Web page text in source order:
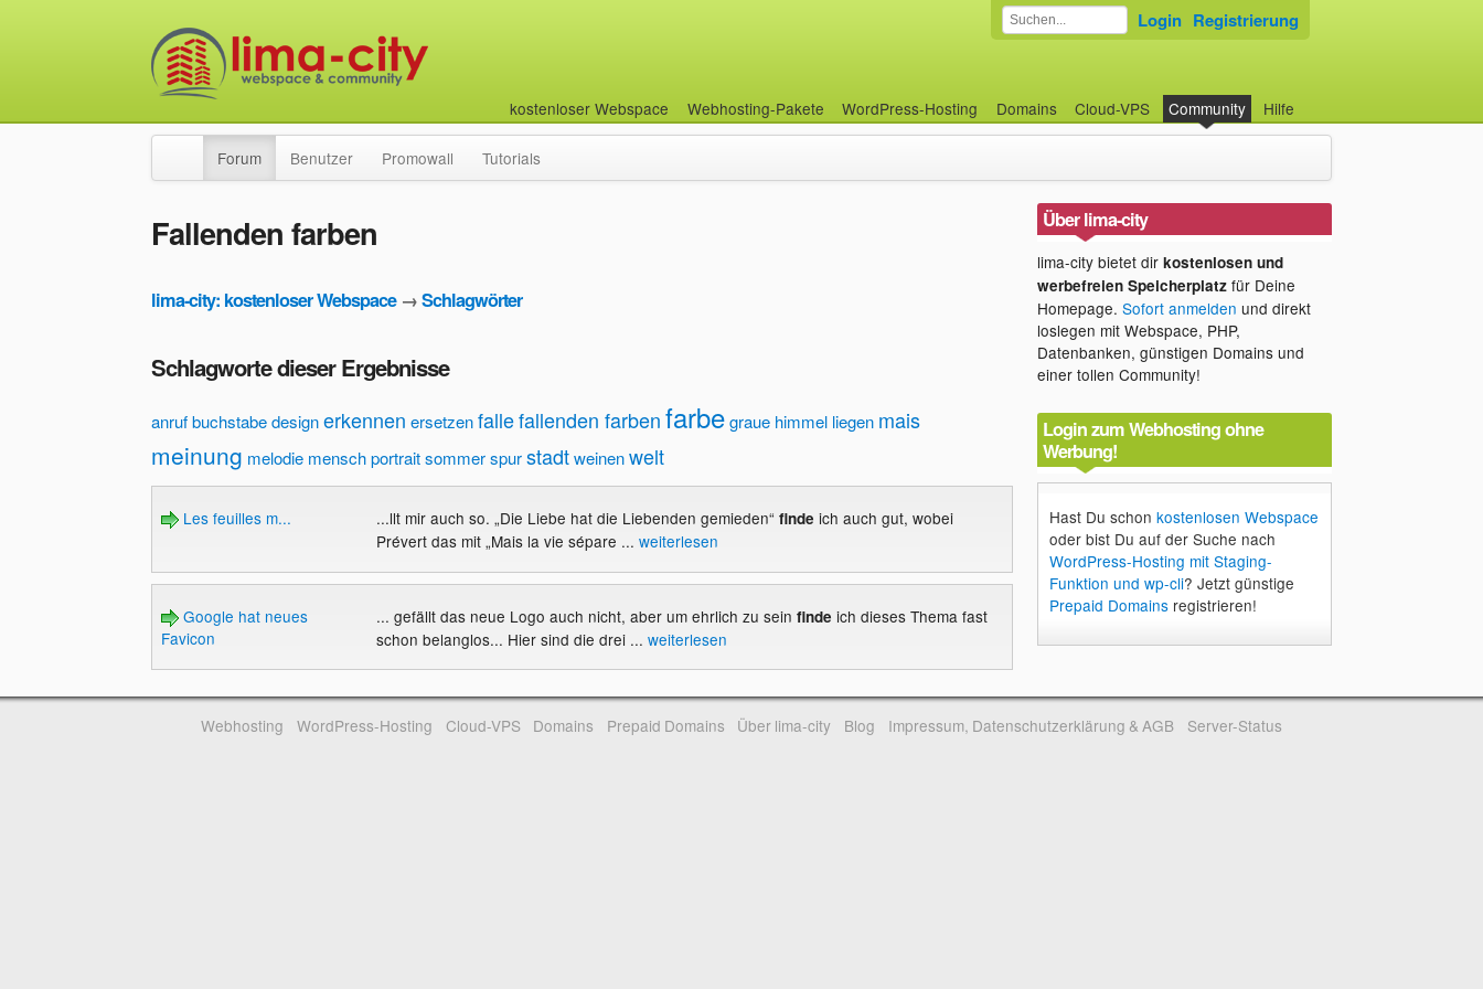
kostenloser Webspace Webhosting-Pakete WordPress-Hosting Domains Cloud-VPS Community Hilfe
Login Registrierung
Forum Benutzer Promowall Tutorials
Fallenden farben
lima-city: kostenloser Webspace→Schlagwörter
Schlagworte dieser Ergebnisse
anrufbuchstabedesignerkennen ersetzenfallefallenden farbenfarbegraue himmel liegen mais
meinung melodie menschportraitsommerspurstadtweinenwelt
Les feuilles m... ...llt mir auch so. „Die Liebe hat die Liebenden gemieden“ finde ich auch gut, wobei
Prévert das mit „Mais la vie sépare ... weiterlesen
Google hat neues
Favicon
... gefällt das neue Logo auch nicht, aber um ehrlich zu sein finde ich dieses Thema fast
schon belanglos... Hier sind die drei ... weiterlesen
Über lima-city
lima-city bietet dir kostenlosen und
werbefreien Speicherplatzfür Deine
Homepage. Sofort anmelden und direkt
loslegen mit Webspace, PHP,
Datenbanken, günstigen Domains und
einer tollen Community!
Login zum Webhosting ohne
Werbung!
Hast Du schon kostenlosen Webspace
oder bist Du auf der Suche nach
WordPress-Hosting mit Staging-
Funktion und wp-cli? Jetzt günstige
Prepaid Domainsregistrieren!
Webhosting WordPress-Hosting Cloud-VPS Domains Prepaid Domains Über lima-city Blog Impressum, Datenschutzerklärung & AGB Server-Status